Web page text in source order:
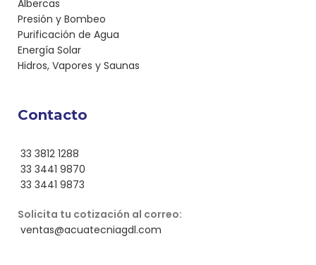
Albercas
Presión y Bombeo
Purificación de Agua
Energía Solar
Hidros, Vapores y Saunas
Contacto
33 3812 1288
33 3441 9870
33 3441 9873
Solicita tu cotización al correo:
ventas@acuatecniagdl.com